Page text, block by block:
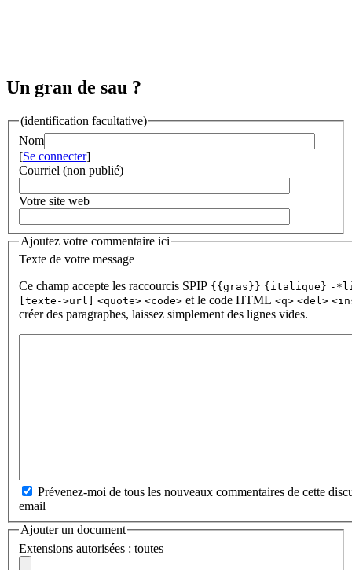
Un gran de sau ?
(identification facultative)
Nom
[Se connecter]
Courriel (non publié)
Votre site web
Ajoutez votre commentaire ici
Texte de votre message
Ce champ accepte les raccourcis SPIP {{gras}} {italique} -
[texte->url]
<quote> <code> et le code HTML <q> <del>
créer des paragraphes, laissez simplement des lignes vides.
Prévenez-moi de tous les nouveaux commentaires de cette
email
Ajouter un document
Extensions autorisées : toutes